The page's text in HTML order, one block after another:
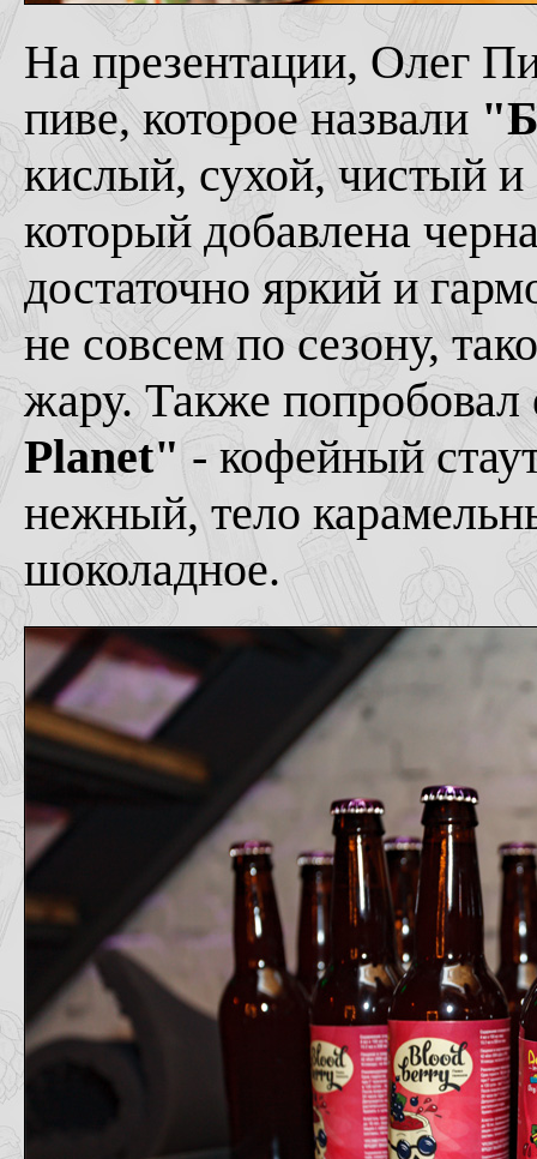
На презентации, Олег
пиве, которое назвали
кислый, сухой, чистый
который добавлена
достаточно яркий и
не совсем по сезону,
жару. Также
Planet" - кофейный
нежный, тело
шоколадное.